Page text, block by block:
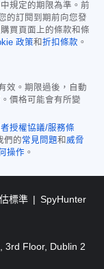
規定的期限為準。前
的訂閱到期前向您發
買頁面上的條款和條
政策和折扣條款 。
效。期限過後，自動
價格可能會有所變
授權協議/服務條
們的常見問題和威脅
操作 。
標準
SpyHunter
3rd Floor, Dublin 2